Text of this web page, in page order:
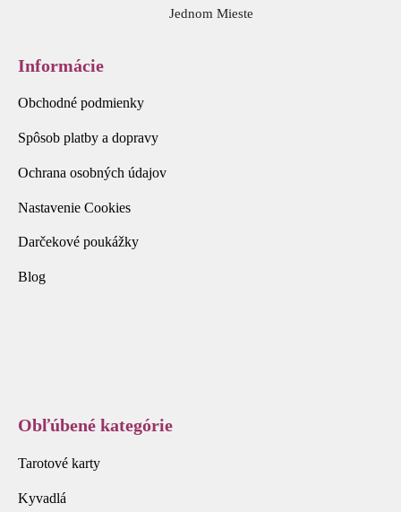
Jednom Mieste
Informácie
Obchodné podmienky
Spôsob platby a dopravy
Ochrana osobných údajov
Nastavenie Cookies
Darčekové poukážky
Blog
Obľúbené kategórie
Tarotové karty
Kyvadlá